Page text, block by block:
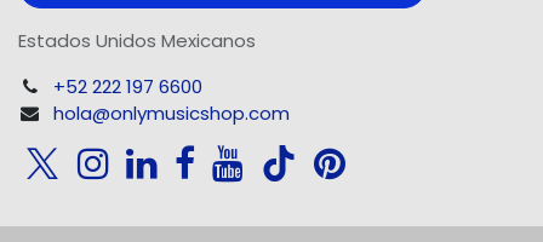
Estados Unidos Mexicanos
+52 222 197 6600
hola@onlymusicshop.com